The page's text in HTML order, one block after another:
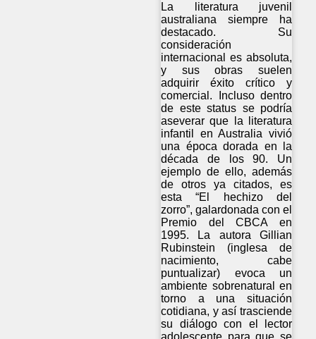
La literatura juvenil
australiana siempre ha
destacado. Su
consideración
internacional es absoluta,
y sus obras suelen
adquirir éxito crítico y
comercial. Incluso dentro
de este status se podría
aseverar que la literatura
infantil en Australia vivió
una época dorada en la
década de los 90. Un
ejemplo de ello, además
de otros ya citados, es
esta “El hechizo del
zorro”, galardonada con el
Premio del CBCA en
1995. La autora Gillian
Rubinstein (inglesa de
nacimiento, cabe
puntualizar) evoca un
ambiente sobrenatural en
torno a una situación
cotidiana, y así trasciende
su diálogo con el lector